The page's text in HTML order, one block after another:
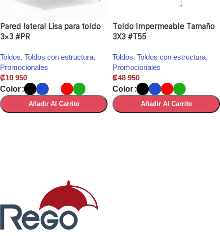
Pared lateral Lisa para toldo
3×3 #PR
Toldos, Toldos con estructura,
Promocionales
₡10 950
Color
Añadir Al Carrito
Toldo Impermeable Tamaño
3X3 #T55
Toldos, Toldos con estructura,
Promocionales
₡48 950
Color
Añadir Al Carrito